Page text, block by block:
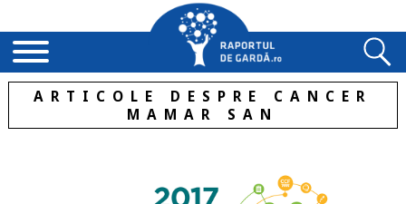
ARTICOLE DESPRE CANCER
MAMAR SAN